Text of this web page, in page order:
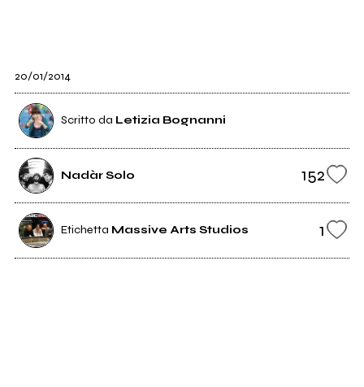
20/01/2014
Scritto da Letizia Bognanni
Nadàr Solo 152
Etichetta Massive Arts Studios 1